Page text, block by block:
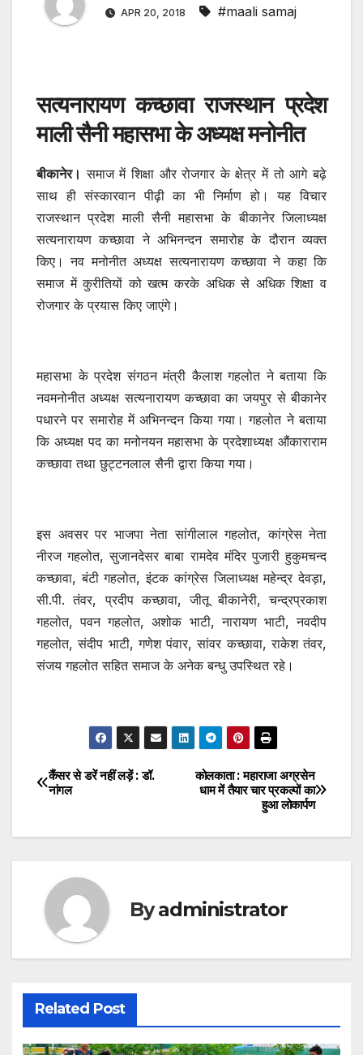
APR 20, 2018 #maali samaj
सत्यनारायण कच्छावा राजस्थान प्रदेश
माली सैनी महासभा के अध्यक्ष मनोनीत
बीकानेर। समाज में शिक्षा और रोजगार के क्षेत्र में तो आगे बढ़े
साथ ही संस्कारवान पीढ़ी का भी निर्माण हो। यह विचार
राजस्थान प्रदेश माली सैनी महासभा के बीकानेर जिलाध्यक्ष
सत्यनारायण कच्छावा ने अभिनन्दन समारोह के दौरान व्यक्त
किए। नव मनोनीत अध्यक्ष सत्यनारायण कच्छावा ने कहा कि
समाज में कुरीतियों को खत्म करके अधिक से अधिक शिक्षा व
रोजगार के प्रयास किए जाएंगे।
महासभा के प्रदेश संगठन मंत्री कैलाश गहलोत ने बताया कि
नवमनोनीत अध्यक्ष सत्यनारायण कच्छावा का जयपुर से बीकानेर
पधारने पर समारोह में अभिनन्दन किया गया। गहलोत ने बताया
कि अध्यक्ष पद का मनोनयन महासभा के प्रदेशाध्यक्ष औंकाराराम
कच्छावा तथा छुट्टनलाल सैनी द्वारा किया गया।
इस अवसर पर भाजपा नेता सांगीलाल गहलोत, कांग्रेस नेता
नीरज गहलोत, सुजानदेसर बाबा रामदेव मंदिर पुजारी हुकुमचन्द
कच्छावा, बंटी गहलोत, इंटक कांग्रेस जिलाध्यक्ष महेन्द्र देवड़ा,
सी.पी. तंवर, प्रदीप कच्छावा, जीतू बीकानेरी, चन्द्रप्रकाश
गहलोत, पवन गहलोत, अशोक भाटी, नारायण भाटी, नवदीप
गहलोत, संदीप भाटी, गणेश पंवार, सांवर कच्छावा, राकेश तंवर,
संजय गहलोत सहित समाज के अनेक बन्धु उपस्थित रहे।
Post
कोलकाता : महाराजा अग्रसेन
धाम में तैयार चार प्रकल्पों का
हुआ लोकार्पण
कैंसर से डरें नहीं लड़ें : डॉ.
नांगल
Byadministrator
Related Post